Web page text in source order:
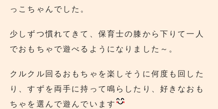
っこちゃんでした。
少しずつ慣れてきて、保育士の膝から下りて一人
でおもちゃで遊べるようになりました～。
クルクル回るおもちゃを楽しそうに何度も回した
り、すずを両手に持って鳴らしたり、好きなおも
ちゃを選んで遊んでいます